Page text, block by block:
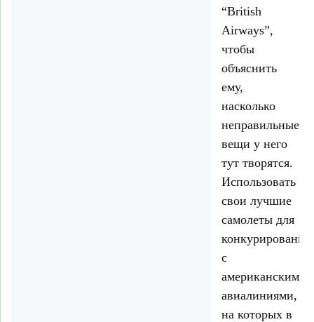
“British
Airways”,
чтобы
объяснить
ему,
насколько
неправильные
вещи у него
тут творятся.
Использовать
свои лучшие
самолеты для
конкурирования
с
американскими
авиалиниями,
на которых в